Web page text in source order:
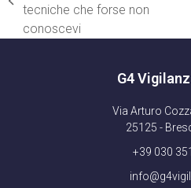
post
precedente:
tecniche che forse non
conoscevi
G4
Via Arturo
25125 -
+39 030